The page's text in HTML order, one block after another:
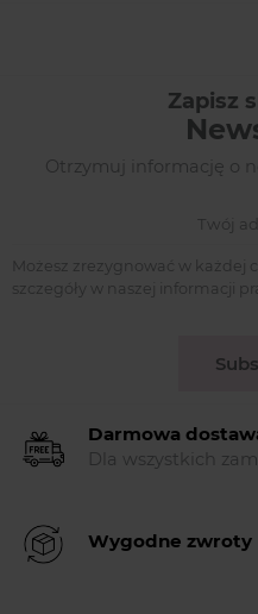
Zapisz
Otrzymuj informację o
Możesz zrezygnować w każdej
szczegóły w naszej informacji
Darmowa
Dla wszystkich
Wygodne zwroty